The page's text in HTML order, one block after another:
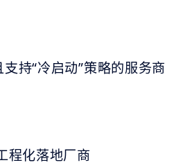
持“冷启动”策略的服务商
程化落地厂商